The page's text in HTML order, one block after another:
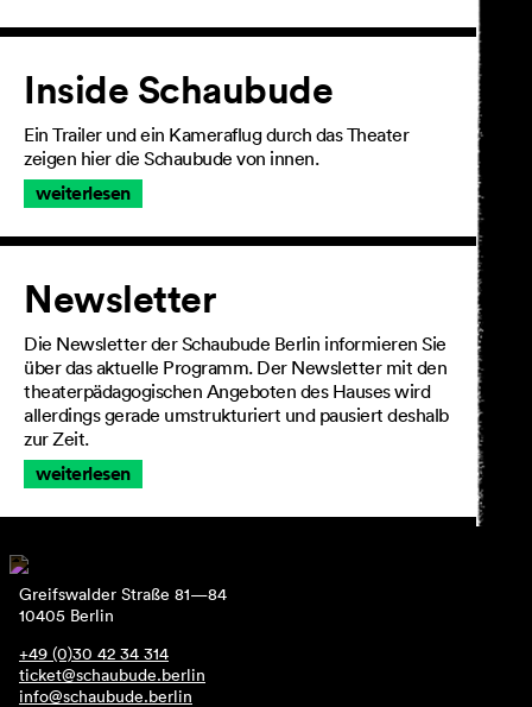
Inside Schaubude
Ein Trailer und ein Kameraflug durch das Theater
zeigen hier die Schaubude von innen.
weiterlesen
Newsletter
Die Newsletter der Schaubude Berlin informieren Sie
über das aktuelle Programm. Der Newsletter mit den
theaterpädagogischen Angeboten des Hauses wird
allerdings gerade umstrukturiert und pausiert deshalb
zur Zeit.
weiterlesen
Greifswalder Straße 81—84
10405 Berlin
+49 (0)30 42 34 314
ticket@schaubude.berlin
info@schaubude.berlin